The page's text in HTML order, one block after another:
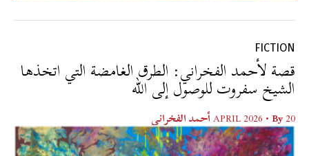
FICTION
قصة لأحمد الفخراني: الطرق الغامضة التي اتخذها
الشيخ سفروت للوصول إلى الله
20 APRIL 2026
• By أحمد الفخراني